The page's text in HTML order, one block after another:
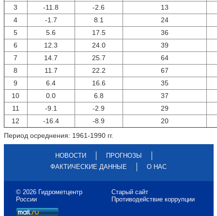
3
-11.8 -2.6
13
4
-1.7 8.1
24
5
5.6 17.5
36
6
12.3 24.0
39
7
14.7 25.7
64
8
11.7 22.2
67
9
6.4 16.6
35
10
0.0 6.8
37
11
-9.1 -2.9
29
12
-16.4 -8.9
20
Период осреднения: 1961-1990 гг.
НОВОСТИ
ПРОГНОЗЫ
ФАКТИЧЕСКИЕ ДАННЫЕ
О НАС
© 2026 Гидрометцентр
России
Старый сайт
Противодействие коррупции